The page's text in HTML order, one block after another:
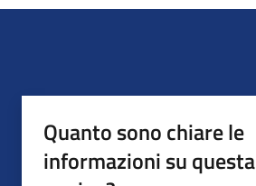
Quanto sono chiare le
informazioni su questa